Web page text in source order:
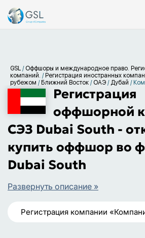
GSL / Оффшоры и международное право.
компаний. / Регистрация иностранных
рубежом / Ближний Восток / ОАЭ /Дубай /
Регистрация
оффшорной
СЭЗ Dubai South -
купить оффшор во
Dubai South
Развернуть описание »
Регистрация компании